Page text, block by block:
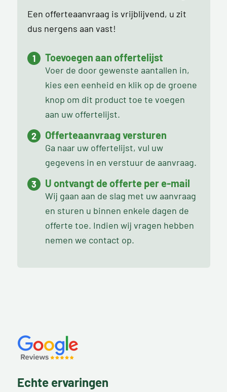
Een offerteaanvraag is vrijblijvend, u zit
dus nergens aan vast!
Toevoegen aan offertelijst
Voer de door gewenste aantallen in,
kies een eenheid en klik op de groene
knop om dit product toe te voegen
aan uw offertelijst.
Offerteaanvraag versturen
Ga naar uw offertelijst, vul uw
gegevens in en verstuur de aanvraag.
U ontvangt de offerte per e-mail
Wij gaan aan de slag met uw aanvraag
en sturen u binnen enkele dagen de
offerte toe. Indien wij vragen hebben
nemen we contact op.
Echte ervaringen